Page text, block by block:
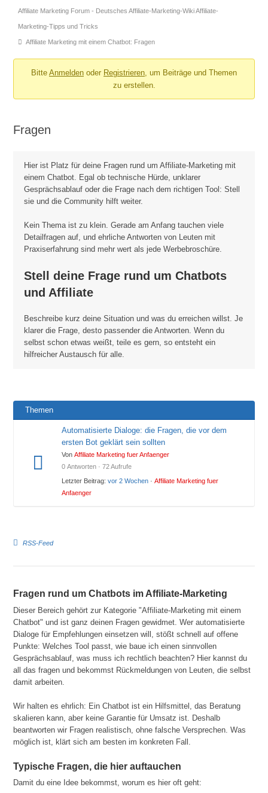
Breadcrumbs
-
Du
bist
hier:
Affiliate Marketing Forum - Deutsches Affiliate-Marketing-Wiki Affiliate-
Marketing-Tipps und Tricks
Affiliate Marketing mit einem Chatbot: Fragen
Bitte Anmelden oder Registrieren, um Beiträge und Themen
zu erstellen.
Fragen
Hier ist Platz für deine Fragen rund um Affiliate-Marketing mit
einem Chatbot. Egal ob technische Hürde, unklarer
Gesprächsablauf oder die Frage nach dem richtigen Tool: Stell
sie und die Community hilft weiter.
Kein Thema ist zu klein. Gerade am Anfang tauchen viele
Detailfragen auf, und ehrliche Antworten von Leuten mit
Praxiserfahrung sind mehr wert als jede Werbebroschüre.
Stell deine Frage rund um Chatbots
und Affiliate
Beschreibe kurz deine Situation und was du erreichen willst. Je
klarer die Frage, desto passender die Antworten. Wenn du
selbst schon etwas weißt, teile es gern, so entsteht ein
hilfreicher Austausch für alle.
Themen
Automatisierte Dialoge: die Fragen, die vor dem
ersten Bot geklärt sein sollten
VonAffiliate Marketing fuer Anfaenger
0 Antworten · 72 Aufrufe
Letzter Beitrag:vor 2 Wochen ·Affiliate Marketing fuer
Anfaenger
RSS-Feed
Fragen rund um Chatbots im Affiliate-Marketing
Dieser Bereich gehört zur Kategorie "Affiliate-Marketing mit einem
Chatbot" und ist ganz deinen Fragen gewidmet. Wer automatisierte
Dialoge für Empfehlungen einsetzen will, stößt schnell auf offene
Punkte: Welches Tool passt, wie baue ich einen sinnvollen
Gesprächsablauf, was muss ich rechtlich beachten? Hier kannst du
all das fragen und bekommst Rückmeldungen von Leuten, die selbst
damit arbeiten.
Wir halten es ehrlich: Ein Chatbot ist ein Hilfsmittel, das Beratung
skalieren kann, aber keine Garantie für Umsatz ist. Deshalb
beantworten wir Fragen realistisch, ohne falsche Versprechen. Was
möglich ist, klärt sich am besten im konkreten Fall.
Typische Fragen, die hier auftauchen
Damit du eine Idee bekommst, worum es hier oft geht: